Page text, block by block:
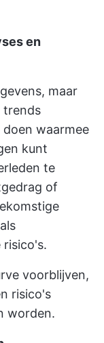
en
maar
trends
waarmee
kunt
te
of
risico's.
voorblijven,
risico's
worden.